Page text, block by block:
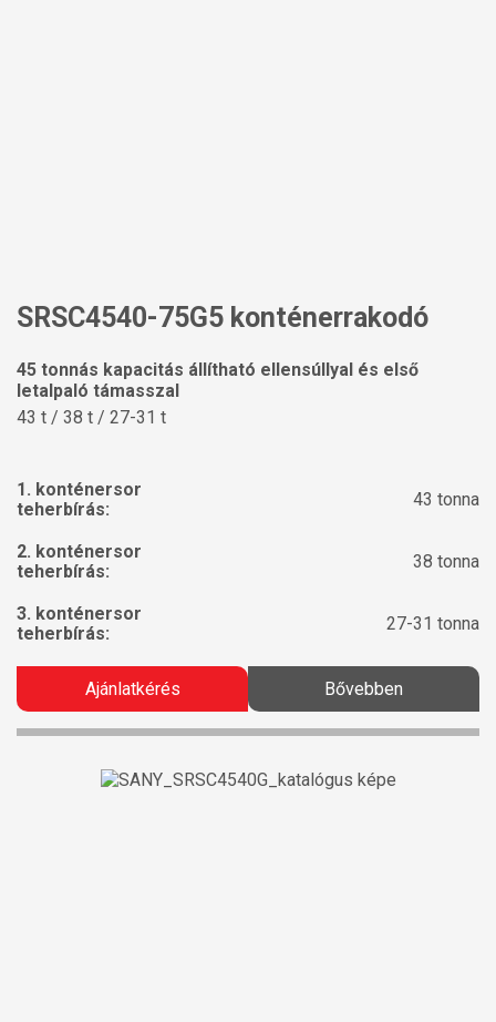
SRSC4540-75G5 konténerrakodó
45 tonnás kapacitás állítható ellensúllyal és első
letalpaló támasszal
43 t / 38 t / 27-31 t
1. konténersor
teherbírás:
43 tonna
2. konténersor
teherbírás:
38 tonna
3. konténersor
teherbírás:
27-31 tonna
Ajánlatkérés Bővebben